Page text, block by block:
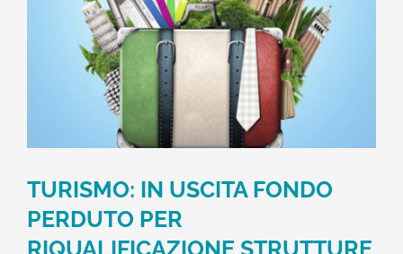
TURISMO: IN USCITA FONDO
PERDUTO PER
RIQUALIFICAZIONE STRUTTURE